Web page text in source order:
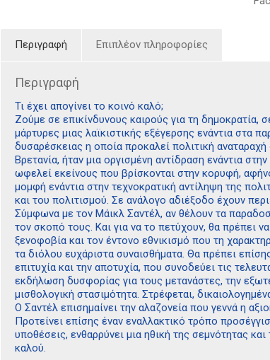
Περιγραφή Επιπλέον πληροφορίες
Περιγραφή
Τι έχει απογίνει το κοινό καλό;
Ζούμε σε επικίνδυνους καιρούς για τη
μάρτυρες μιας λαϊκιστικής εξέγερσης ενάντια στα
δυσαρέσκειας η οποία προκαλεί πολιτική
Βρετανία, ήταν μια οργισμένη αντίδραση ενάντια
ωφελεί εκείνους που βρίσκονται στην κορυφή,
μομφή ενάντια στην τεχνοκρατική αντίληψη της
και του πολιτισμού. Σε ανάλογο αδιέξοδο έχουν
Σύμφωνα με τον Mάικλ Σαντέλ, αν θέλουν τα
τον σκοπό τους. Και για να το πετύχουν, θα πρέπει
ξενοφοβία και τον έντονο εθνικισμό που τη
τα διόλου ευχάριστα συναισθήματα. Θα πρέπει
επιτυχία και την αποτυχία, που συνοδεύει τις
εκδήλωση δυσφορίας για τους μετανάστες, την
μισθολογική στασιμότητα. Στρέφεται,
Ο Σαντέλ επισημαίνει την αλαζονεία που γεννά η
Προτείνει επίσης έναν εναλλακτικό τρόπο
υποθέσεις, ενθαρρύνει μια ηθική της σεμνότητας
καλού.